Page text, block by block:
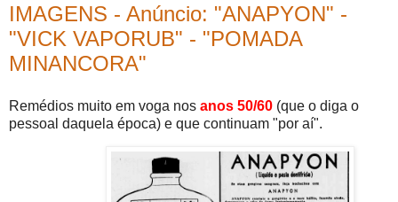
IMAGENS - Anúncio: "ANAPYON" -
"VICK VAPORUB" - "POMADA
MINANCORA"
Remédios muito em voga nos anos 50/60 (que o diga o
pessoal daquela época) e que continuam "por aí".